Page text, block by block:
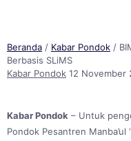
Beranda / Kabar Pondok /
Berbasis SLiMS
Kabar Pondok 12 November
Kabar Pondok – Untuk
Pondok Pesantren